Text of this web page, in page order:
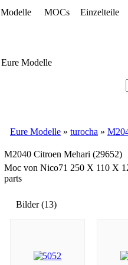
Modelle MOCs Einzelteile
Eure Modelle
Eure Modelle » turocha »
M2040 Citroen Mehari (29652)
Moc von Nico71 250 X 110 X
parts
Bilder (13)